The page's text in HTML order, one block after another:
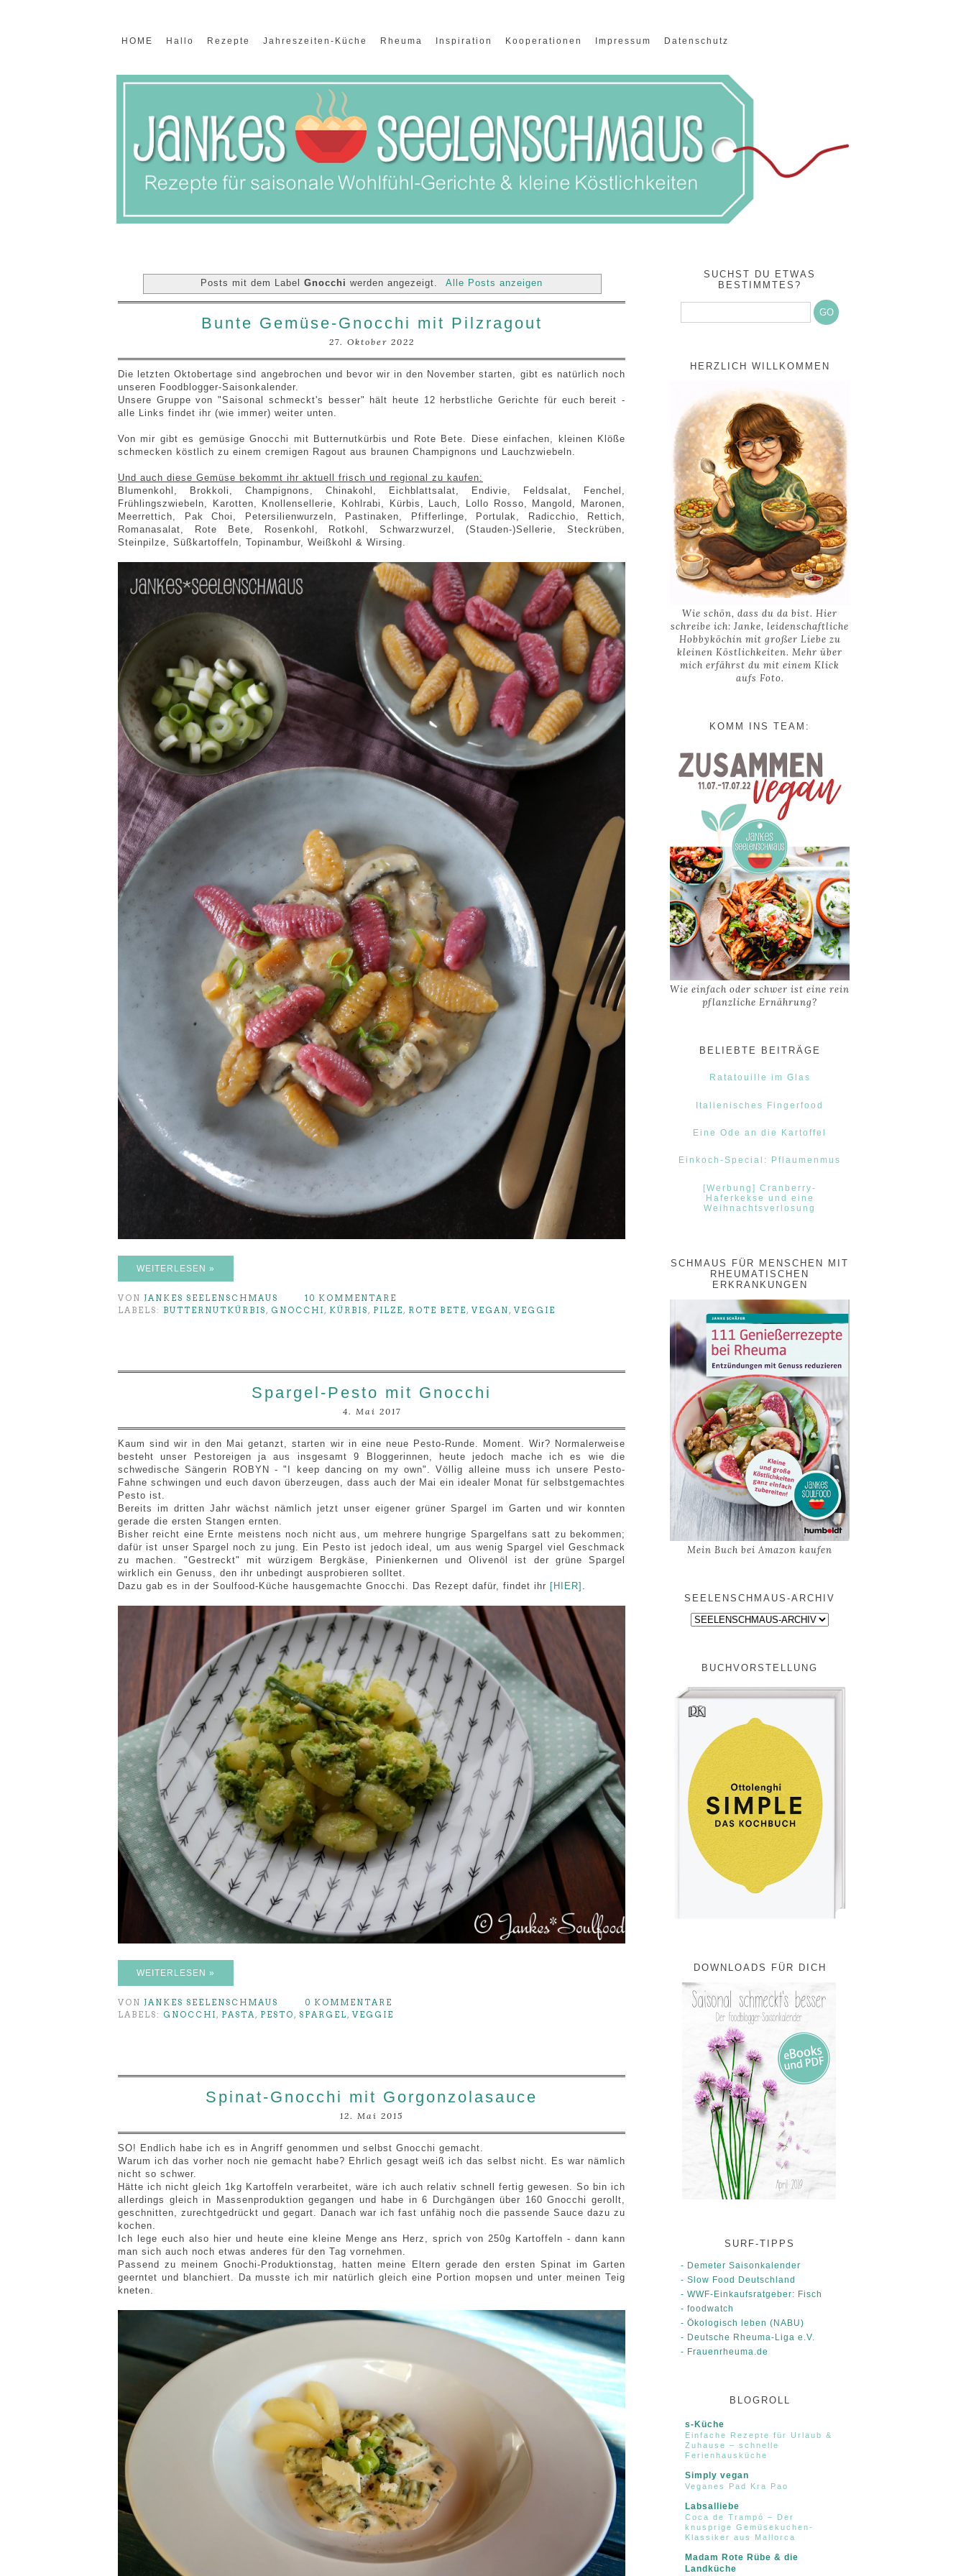
HOME Hallo Rezepte Jahreszeiten-Küche Rheuma Inspiration Kooperationen Impressum Datenschutz
Posts mit dem LabelGnocchi werden angezeigt. Alle Posts anzeigen
Bunte Gemüse-Gnocchi mit Pilzragout
27. Oktober 2022
Die letzten Oktobertage sind angebrochen und bevor wir in den November starten, gibt es natürlich noch
unseren Foodblogger-Saisonkalender.
Unsere Gruppe von "Saisonal schmeckt's besser" hält heute 12 herbstliche Gerichte für euch bereit -
alle Links findet ihr (wie immer) weiter unten.
Von mir gibt es gemüsige Gnocchi mit Butternutkürbis und Rote Bete. Diese einfachen, kleinen Klöße
schmecken köstlich zu einem cremigen Ragout aus braunen Champignons und Lauchzwiebeln.
Und auch diese Gemüse bekommt ihr aktuell frisch und regional zu kaufen:
Blumenkohl, Brokkoli, Champignons, Chinakohl, Eichblattsalat, Endivie, Feldsalat, Fenchel,
Frühlingszwiebeln, Karotten, Knollensellerie, Kohlrabi, Kürbis, Lauch, Lollo Rosso, Mangold, Maronen,
Meerrettich, Pak Choi, Petersilienwurzeln, Pastinaken, Pfifferlinge, Portulak, Radicchio, Rettich,
Romanasalat, Rote Bete, Rosenkohl, Rotkohl, Schwarzwurzel, (Stauden-)Sellerie, Steckrüben,
Steinpilze, Süßkartoffeln, Topinambur, Weißkohl & Wirsing.
WEITERLESEN »
VON JANKES SEELENSCHMAUS
10 KOMMENTARE
LABELS: BUTTERNUTKÜRBIS , GNOCCHI , KÜRBIS , PILZE , ROTE BETE , VEGAN , VEGGIE
Spargel-Pesto mit Gnocchi
4. Mai 2017
Kaum sind wir in den Mai getanzt, starten wir in eine neue Pesto-Runde. Moment. Wir? Normalerweise
besteht unser Pestoreigen ja aus insgesamt 9 Bloggerinnen, heute jedoch mache ich es wie die
schwedische Sängerin ROBYN - "I keep dancing on my own". Völlig alleine muss ich unsere Pesto-
Fahne schwingen und euch davon überzeugen, dass auch der Mai ein idealer Monat für selbstgemachtes
Pesto ist.
Bereits im dritten Jahr wächst nämlich jetzt unser eigener grüner Spargel im Garten und wir konnten
gerade die ersten Stangen ernten.
Bisher reicht eine Ernte meistens noch nicht aus, um mehrere hungrige Spargelfans satt zu bekommen;
dafür ist unser Spargel noch zu jung. Ein Pesto ist jedoch ideal, um aus wenig Spargel viel Geschmack
zu machen. "Gestreckt" mit würzigem Bergkäse, Pinienkernen und Olivenöl ist der grüne Spargel
wirklich ein Genuss, den ihr unbedingt ausprobieren solltet.
Dazu gab es in der Soulfood-Küche hausgemachte Gnocchi. Das Rezept dafür, findet ihr [HIER]
WEITERLESEN »
VON JANKES SEELENSCHMAUS
0 KOMMENTARE
LABELS: GNOCCHI, PASTA, PESTO, SPARGEL, VEGGIE
Spinat-Gnocchi mit Gorgonzolasauce
12. Mai 2015
SO! Endlich habe ich es in Angriff genommen und selbst Gnocchi gemacht.
Warum ich das vorher noch nie gemacht habe? Ehrlich gesagt weiß ich das selbst nicht. Es war nämlich
nicht so schwer.
Hätte ich nicht gleich 1kg Kartoffeln verarbeitet, wäre ich auch relativ schnell fertig gewesen. So bin ich
allerdings gleich in Massenproduktion gegangen und habe in 6 Durchgängen über 160 Gnocchi gerollt,
geschnitten, zurechtgedrückt und gegart. Danach war ich fast unfähig noch die passende Sauce dazu zu
kochen.
Ich lege euch also hier und heute eine kleine Menge ans Herz, sprich von 250g Kartoffeln - dann kann
man sich auch noch etwas anderes für den Tag vornehmen.
Passend zu meinem Gnochi-Produktionstag, hatten meine Eltern gerade den ersten Spinat im Garten
geerntet und blanchiert. Da musste ich mir natürlich gleich eine Portion mopsen und unter meinen Teig
kneten.
SUCHST DU ETWAS
BESTIMMTES?
HERZLICH WILLKOMMEN
Wie schön, dass du da bist. Hier
schreibe ich: Janke, leidenschaftliche
Hobbyköchin mit großer Liebe zu
kleinen Köstlichkeiten. Mehr über
mich erfährst du mit einem Klick
aufs Foto.
KOMM INS TEAM:
Wie einfach oder schwer ist eine rein
pflanzliche Ernährung?
BELIEBTE BEITRÄGE
Ratatouille im Glas
Italienisches Fingerfood
Eine Ode an die Kartoffel
Einkoch-Special: Pflaumenmus
[Werbung] Cranberry-
Haferkekse und eine
Weihnachtsverlosung
SCHMAUS FÜR MENSCHEN MIT
RHEUMATISCHEN
ERKRANKUNGEN
Mein Buch bei Amazon kaufen
SEELENSCHMAUS-ARCHIV
BUCHVORSTELLUNG
DOWNLOADS FÜR DICH
SURF-TIPPS
- Demeter Saisonkalender
- Slow Food Deutschland
- WWF-Einkaufsratgeber: Fisch
- foodwatch
- Ökologisch leben (NABU)
- Deutsche Rheuma-Liga e.V.
- Frauenrheuma.de
BLOGROLL
s-Küche
Einfache Rezepte für Urlaub &
Zuhause – schnelle
Ferienhausküche
Simply vegan
Veganes Pad Kra Pao
Labsalliebe
Coca de Trampó – Der
knusprige Gemüsekuchen-
Klassiker aus Mallorca
Madam Rote Rübe & die
Landküche